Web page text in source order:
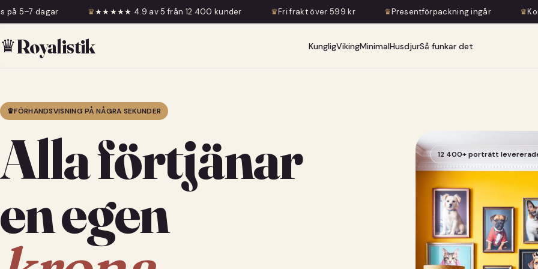
♛ ★★★★★ 4.9 av 5 från 12 400 kunder ♛Fri frakt över 599 kr ♛Presentförpackning ingår ♛Konstnärlig
♛Royalistik KungligVikingMinimalHusdjurSå funkar det
♛FÖRHANDSVISNING PÅ NÅGRA SEKUNDER
Alla förtjänar
en egen
12 400+ porträtt